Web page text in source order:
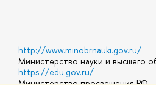
http://www.minobrnauki.gov.ru/
Министерство науки и высшего
https://edu.gov.ru/